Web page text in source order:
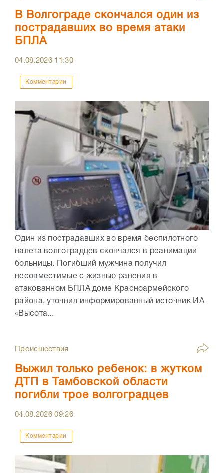
В Волгограде скончался один из
пострадавших во время атаки
БПЛА
04.08.2026 11:30
Комментарии
Один из пострадавших во время беспилотного
налета волгоградцев скончался в реанимации
больницы. Погибший мужчина получил
несовместимые с жизнью ранения в
атакованном БПЛА доме Красноармейского
района, уточнил информированный источник ИА
«Высота...
Происшествия
Выжил только ребенок: в жутком
ДТП в Тамбовской области
погибли трое волгоградцев
04.08.202609:26
Комментарии